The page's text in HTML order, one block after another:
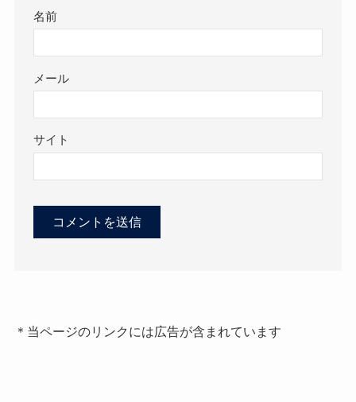
名前
メール
サイト
＊当ページのリンクには広告が含まれています